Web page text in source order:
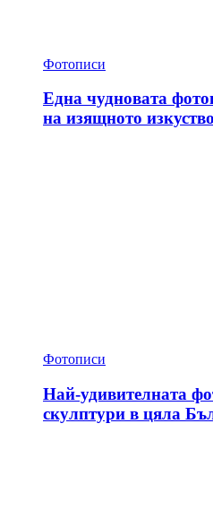
Фотописи
Една чудновата
на изящното
Фотописи
Най-удивителната
скулптури в цяла